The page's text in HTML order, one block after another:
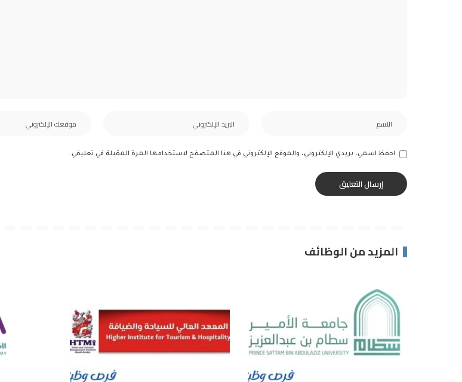
احفظ اسمي، بريدي الإلكتروني، والموقع الإلكتروني في هذا المتصفح لاستخدامها المرة المقبلة في تعليقي.
المزيد من الوظائف